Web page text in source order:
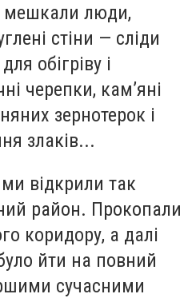
мешкали люди,
стіни — сліди
обігріву і
черепки, кам’яні
зернотерок і
злаків...
відкрили так
район. Прокопали
коридору, а далі
йти на повний
сучасними